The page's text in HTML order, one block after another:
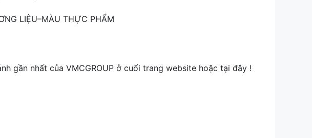
LIỆU–MÀU THỰC PHẨM
gần nhất của VMCGROUP ở cuối trang website hoặc tại đây !